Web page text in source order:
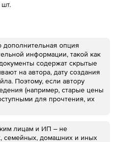
дополнительная опция
информации, такой как
содержат скрытые
на автора, дату создания
Поэтому, если автору
(например, старые цены
для прочтения, их
лицам и ИП – не
семейных, домашних и иных